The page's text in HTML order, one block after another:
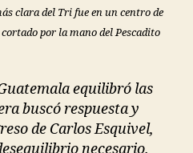
clara del Tri fue en un centro de
por la mano del Pescadito
equilibró las
buscó respuesta y
de Carlos Esquivel,